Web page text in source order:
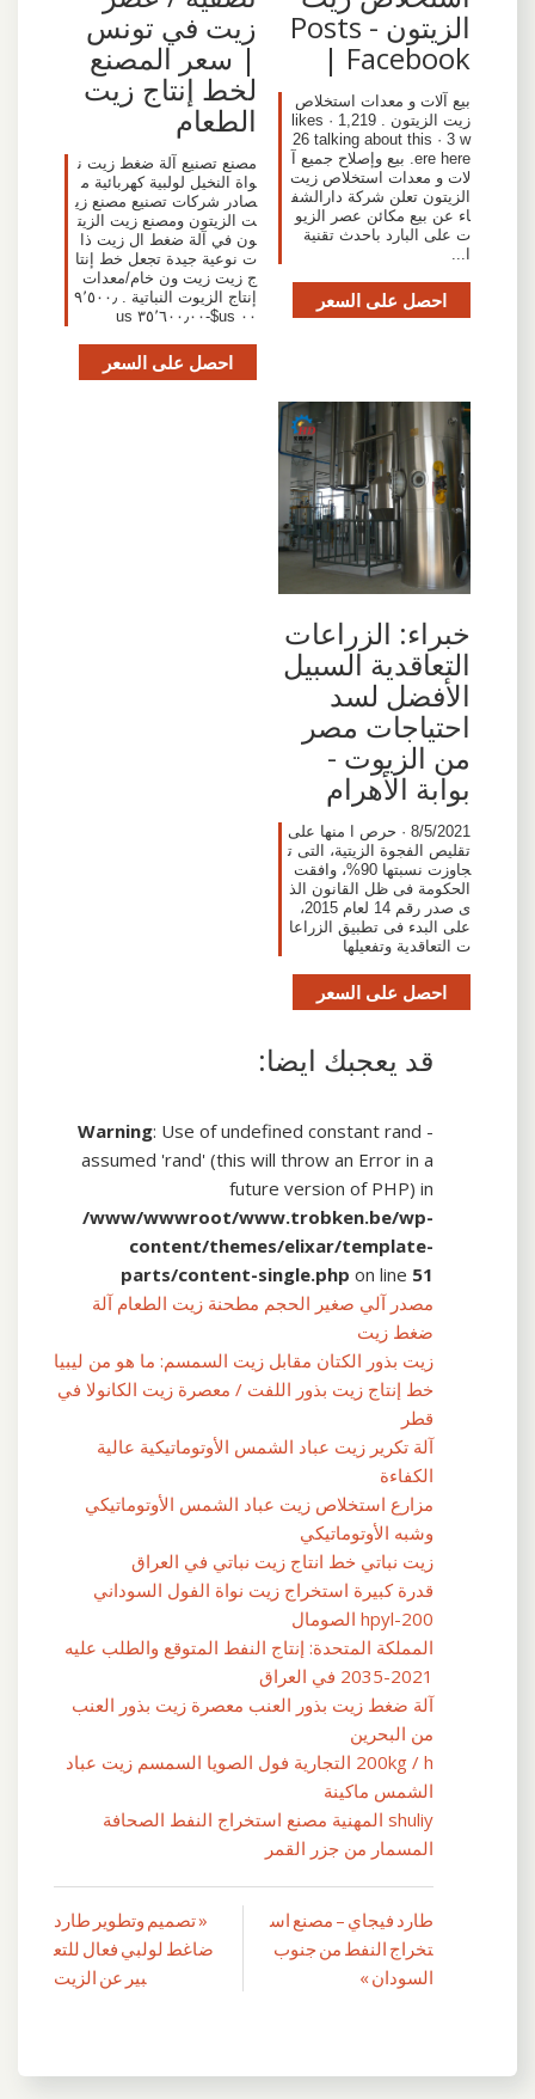
الزيتون - Posts
| Facebook‬
بيع آلات و معدات استخلاص
زيت الزيتون . 1,219 likes ·
26 talking about this · 3 w
ere here. بيع وإصلاح جميع آ
لات و معدات استخلاص زيت
الزيتون تعلن شرکة دارالشف
اء عن بیع مکائن عصر الزیو
ت علی البارد باحدث تقنیة
ا...
احصل على السعر
زيت في تونس
| سعر المصنع
لخط إنتاج زيت
الطعام
مصنع تصنيع آلة ضغط زيت ن
واة النخيل لولبية كهربائية م
صادر شركات تصنيع مصنع زي
ت الزيتون ومصنع زيت الزيت
ون في آلة ضغط ال زيت ذا
ت نوعية جيدة تجعل خط إنتا
ج زيت زيت ون خام/معدات
إنتاج الزيوت النباتية . ٩٬٥٠٠٫
٠٠ us$-٣٥٬٦٠٠٫٠٠ us
احصل على السعر
خبراء: الزراعات
التعاقدية السبيل
الأفضل لسد
احتياجات مصر
من الزيوت -
بوابة الأهرام
8/5/2021 · حرص ا منها على
تقليص الفجوة الزيتية، التى ت
جاوزت نسبتها 90%، وافقت
الحكومة فى ظل القانون الذ
ى صدر رقم 14 لعام 2015،
على البدء فى تطبيق الزراعا
ت التعاقدية وتفعيلها
احصل على السعر
قد يعجبك ايضا:
Warning: Use of undefined constant rand -
assumed 'rand' (this will throw an Error in a
future version of PHP) in
/www/wwwroot/www.trobken.be/wp-
content/themes/elixar/template-
parts/content-single.php on line 51
مصدر آلي صغير الحجم مطحنة زيت الطعام آلة
ضغط زيت
زيت بذور الكتان مقابل زيت السمسم: ما هو من ليبيا
خط إنتاج زيت بذور اللفت / معصرة زيت الكانولا في
قطر
آلة تكرير زيت عباد الشمس الأوتوماتيكية عالية
الكفاءة
مزارع استخلاص زيت عباد الشمس الأوتوماتيكي
وشبه الأوتوماتيكي
زيت نباتي خط انتاج زيت نباتي في العراق
قدرة كبيرة استخراج زيت نواة الفول السوداني
hpyl-200 الصومال
المملكة المتحدة: إنتاج النفط المتوقع والطلب عليه
2021-2035 في العراق
آلة ضغط زيت بذور العنب معصرة زيت بذور العنب
من البحرين
200kg / h التجارية فول الصويا السمسم زيت عباد
الشمس ماكينة
shuliy المهنية مصنع استخراج النفط الصحافة
المسمار من جزر القمر
تصفّح
المقالات
« تصميم وتطوير طارد
ضاغط لولبي فعال للتع
بير عن الزيت
طارد فيجاي – مصنع اس
تخراج النفط من جنوب
السودان »